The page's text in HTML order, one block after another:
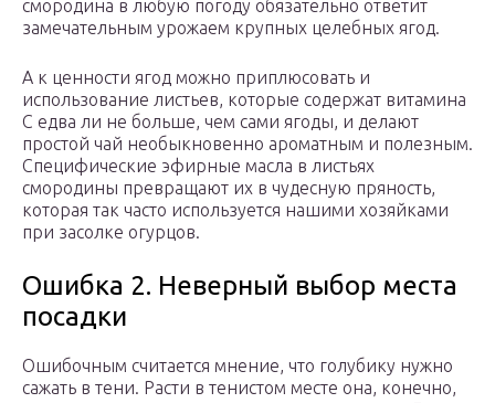
смородина в любую погоду обязательно ответит
замечательным урожаем крупных целебных ягод.
А к ценности ягод можно приплюсовать и
использование листьев, которые содержат витамина
С едва ли не больше, чем сами ягоды, и делают
простой чай необыкновенно ароматным и полезным.
Специфические эфирные масла в листьях
смородины превращают их в чудесную пряность,
которая так часто используется нашими хозяйками
при засолке огурцов.
Ошибка 2. Неверный выбор места
посадки
Ошибочным считается мнение, что голубику нужно
сажать в тени. Расти в тенистом месте она, конечно,